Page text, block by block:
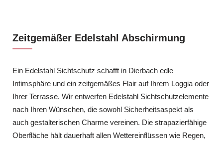
Zeitgemäßer Edelstahl Abschirmung
Ein Edelstahl Sichtschutz schafft in Dierbach edle
Intimsphäre und ein zeitgemäßes Flair auf Ihrem Loggia oder
Ihrer Terrasse. Wir entwerfen Edelstahl Sichtschutzelemente
nach Ihren Wünschen, die sowohl Sicherheitsaspekt als
auch gestalterischen Charme vereinen. Die strapazierfähige
Oberfläche hält dauerhaft allen Wettereinflüssen wie Regen,